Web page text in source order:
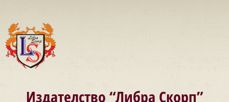
Издателство “Либра Скорп”